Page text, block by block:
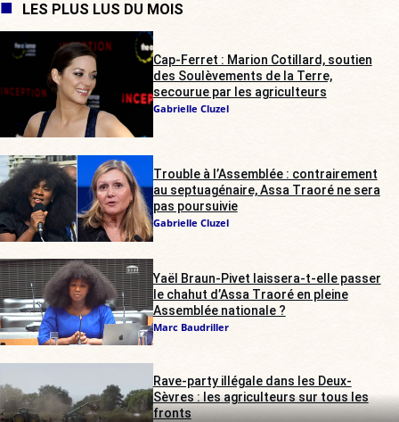
LES PLUS LUS DU MOIS
Cap-Ferret : Marion Cotillard, soutien
des Soulèvements de la Terre,
secourue par les agriculteurs
Gabrielle Cluzel
Trouble à l’Assemblée : contrairement
au septuagénaire, Assa Traoré ne sera
pas poursuivie
Gabrielle Cluzel
Yaël Braun-Pivet laissera-t-elle passer
le chahut d’Assa Traoré en pleine
Assemblée nationale ?
Marc Baudriller
Rave-party illégale dans les Deux-
Sèvres : les agriculteurs sur tous les
fronts